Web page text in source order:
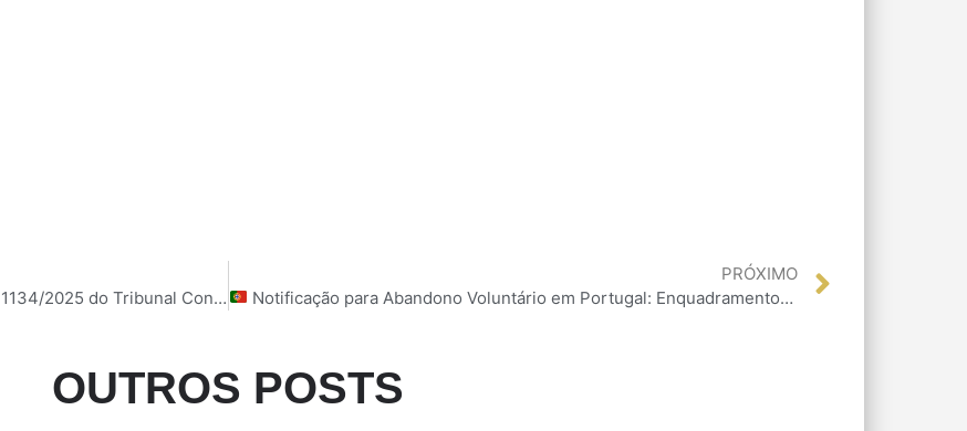
Constitucional de Portugal
PRÓXIMO
Notificação para Abandono Voluntário em Portugal: Enquadramento Jurídico, Riscos e Meios de Defesa
OUTROS POSTS